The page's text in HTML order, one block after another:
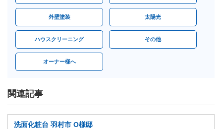
外壁塗装 太陽光
ハウスクリーニング その他
オーナー様へ
関連記事
洗面化粧台 羽村市 O様邸